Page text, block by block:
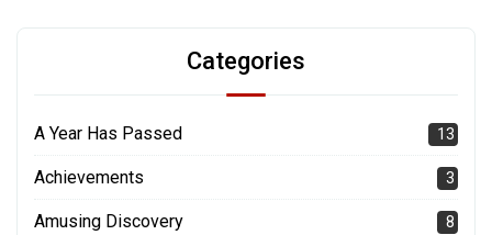
Categories
A Year Has Passed 13
Achievements 3
Amusing Discovery 8